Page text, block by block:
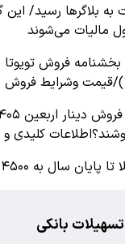
به بلاگرها رسید/
مالیات می‌شوند
کلیدی
پایان سال به ۴۵۰۰ دلار می‌رسد؟
بانکی